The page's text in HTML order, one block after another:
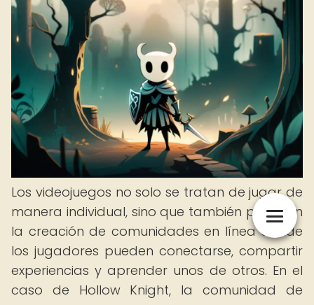
Los videojuegos no solo se tratan de jugar de
manera individual, sino que también permiten
la creación de comunidades en línea donde
los jugadores pueden conectarse, compartir
experiencias y aprender unos de otros. En el
caso de Hollow Knight, la comunidad de